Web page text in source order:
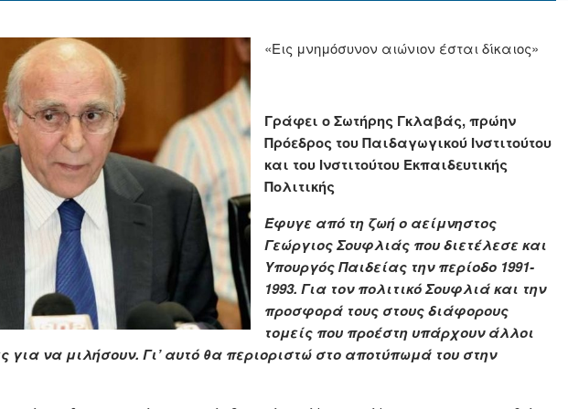
«Εις μνημόσυνον αιώνιον έσται δίκαιος»
Γράφει ο Σωτήρης Γκλαβάς, πρώην
Πρόεδρος του Παιδαγωγικού Ινστιτούτου
και του Ινστιτούτου Εκπαιδευτικής
Πολιτικής
Έφυγε από τη ζωή ο αείμνηστος
Γεώργιος Σουφλιάς που διετέλεσε και
Υπουργός Παιδείας την περίοδο 1991-
1993. Για τον πολιτικό Σουφλιά και την
προσφορά τους στους διάφορους
τομείς που προέστη υπάρχουν άλλοι
για να μιλήσουν. Γι’ αυτό θα περιοριστώ στο αποτύπωμά του στην